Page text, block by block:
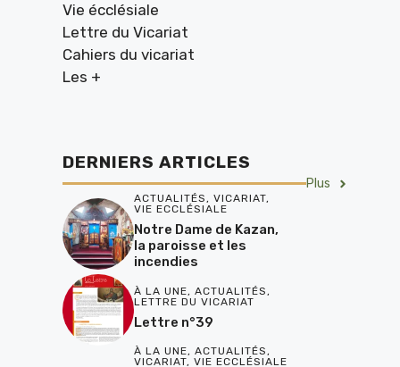
Vie écclésiale
Lettre du Vicariat
Cahiers du vicariat
Les +
DERNIERS ARTICLES
Plus
ACTUALITÉS, VICARIAT,
VIE ECCLÉSIALE
Notre Dame de Kazan,
la paroisse et les
incendies
À LA UNE, ACTUALITÉS ,
LETTRE DU VICARIAT
Lettre n°39
À LA UNE, ACTUALITÉS,
VICARIAT, VIE ECCLÉSIALE